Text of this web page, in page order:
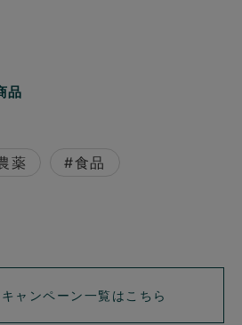
品
薬 #食品
ャンペーン一覧はこちら